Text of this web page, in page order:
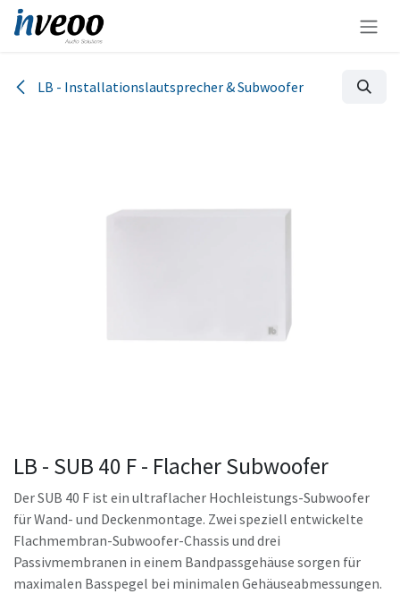
Zum Inhalt springen
LB - Installationslautsprecher & Subwoofer
LB - SUB 40 F - Flacher Subwoofer
Der SUB 40 F ist ein ultraflacher Hochleistungs-Subwoofer
für Wand- und Deckenmontage. Zwei speziell entwickelte
Flachmembran-Subwoofer-Chassis und drei
Passivmembranen in einem Bandpassgehäuse sorgen für
maximalen Basspegel bei minimalen Gehäuseabmessungen.